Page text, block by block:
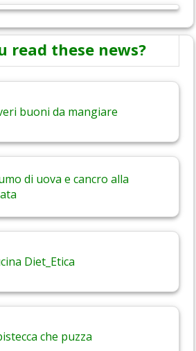
read these news?
buoni da mangiare
di uova e cancro alla
Diet_Etica
che puzza